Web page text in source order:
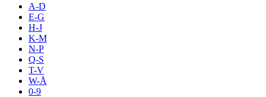
Kundeklubb
Inspirasjon
Søk
A-D
E-G
H-J
K-M
N-P
Q-S
T-V
W-Å
0-9